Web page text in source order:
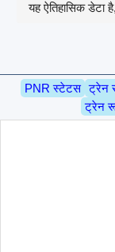
यह ऐतिहासिक डेटा
PNR स्टेटस ट्रेन
ट्रेन